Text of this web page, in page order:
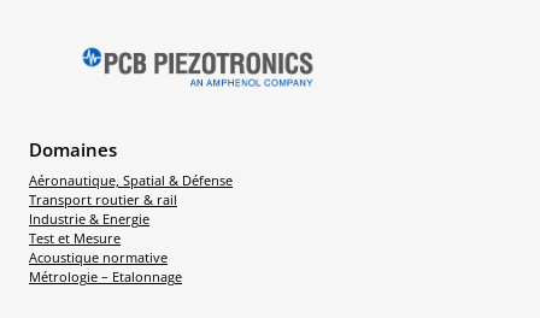
Domaines
Aéronautique, Spatial & Défense
Transport routier & rail
Industrie & Energie
Test et Mesure
Acoustique normative
Métrologie – Etalonnage